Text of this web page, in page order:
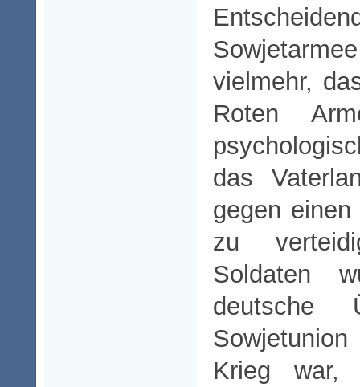
vielmehr,
Roten
das
gegen
zu
Soldaten
deutsche
Krieg war,